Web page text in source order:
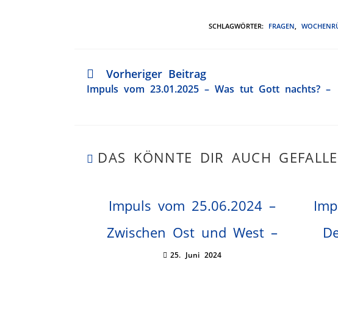
SCHLAGWÖRTER: FRAGEN,
Vorheriger Beitrag
Impuls vom 23.01.2025 – Was tut Gott nachts? –
DAS KÖNNTE DIR AUCH
Impuls vom 25.06.2024 –
Zwischen Ost und West –
25. Juni 2024